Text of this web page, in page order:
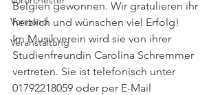
Vorstand
Veranstaltung
Belgien gewonnen. Wir gratulieren ihr
herzlich und wünschen viel Erfolg!
Im Musikverein wird sie von ihrer
Studienfreundin Carolina Schremmer
vertreten. Sie ist telefonisch unter
01792218059 oder per E-Mail